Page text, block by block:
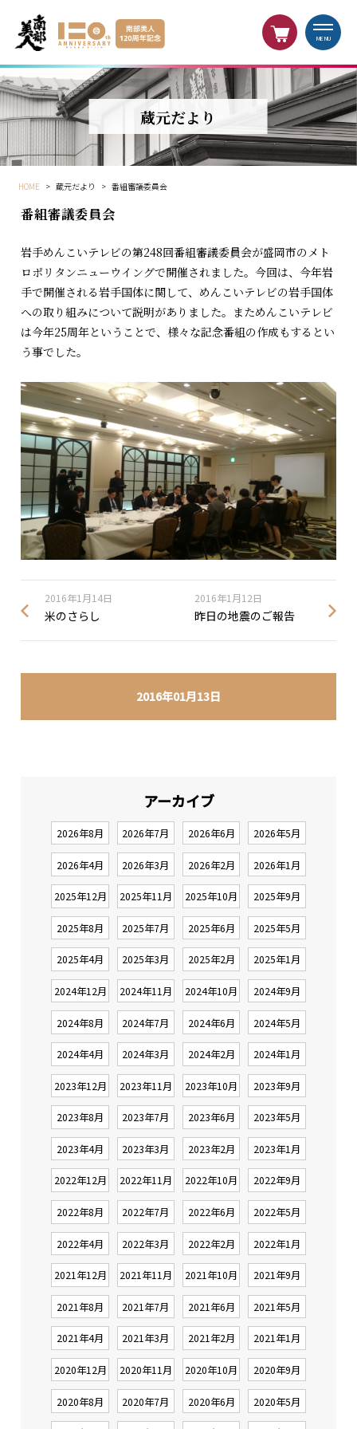
MENU
蔵元だより
HOME > 蔵元だより > 番組審議委員会
2016年01月13日
番組審議委員会
岩手めんこいテレビの第248回番組審議委員会が盛岡市のメト
ロポリタンニューウイングで開催されました。今回は、今年岩
手で開催される岩手国体に関して、めんこいテレビの岩手国体
への取り組みについて説明がありました。まためんこいテレビ
は今年25周年ということで、様々な記念番組の作成もするとい
う事でした。
2016年1月14日
米のさらし
2016年1月12日
昨日の地震のご報告
アーカイブ
2026年8月 2026年7月 2026年6月 2026年5月
2026年4月 2026年3月 2026年2月 2026年1月
2025年12月 2025年11月 2025年10月 2025年9月
2025年8月 2025年7月 2025年6月 2025年5月
2025年4月 2025年3月 2025年2月 2025年1月
2024年12月 2024年11月 2024年10月 2024年9月
2024年8月 2024年7月 2024年6月 2024年5月
2024年4月 2024年3月 2024年2月 2024年1月
2023年12月 2023年11月 2023年10月 2023年9月
2023年8月 2023年7月 2023年6月 2023年5月
2023年4月 2023年3月 2023年2月 2023年1月
2022年12月 2022年11月 2022年10月 2022年9月
2022年8月 2022年7月 2022年6月 2022年5月
2022年4月 2022年3月 2022年2月 2022年1月
2021年12月 2021年11月 2021年10月 2021年9月
2021年8月 2021年7月 2021年6月 2021年5月
2021年4月 2021年3月 2021年2月 2021年1月
2020年12月 2020年11月 2020年10月 2020年9月
2020年8月 2020年7月 2020年6月 2020年5月